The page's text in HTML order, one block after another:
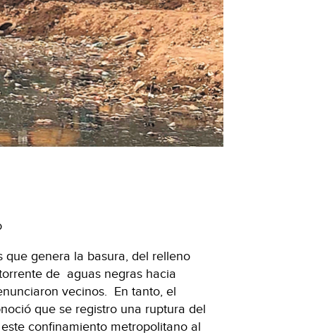
que genera la basura, del relleno
de aguas negras hacia
vecinos. En tanto, el
que se registro una ruptura del
confinamiento metropolitano al